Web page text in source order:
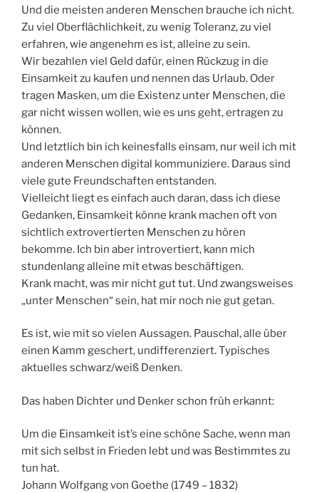
Und die meisten anderen Menschen brauche ich nicht.
Zu viel Oberflächlichkeit, zu wenig Toleranz, zu viel
erfahren, wie angenehm es ist, alleine zu sein.
Wir bezahlen viel Geld dafür, einen Rückzug in die
Einsamkeit zu kaufen und nennen das Urlaub. Oder
tragen Masken, um die Existenz unter Menschen, die
gar nicht wissen wollen, wie es uns geht, ertragen zu
können.
Und letztlich bin ich keinesfalls einsam, nur weil ich mit
anderen Menschen digital kommuniziere. Daraus sind
viele gute Freundschaften entstanden.
Vielleicht liegt es einfach auch daran, dass ich diese
Gedanken, Einsamkeit könne krank machen oft von
sichtlich extrovertierten Menschen zu hören
bekomme. Ich bin aber introvertiert, kann mich
stundenlang alleine mit etwas beschäftigen.
Krank macht, was mir nicht gut tut. Und zwangsweises
„unter Menschen“ sein, hat mir noch nie gut getan.
Es ist, wie mit so vielen Aussagen. Pauschal, alle über
einen Kamm geschert, undifferenziert. Typisches
aktuelles schwarz/weiß Denken.
Das haben Dichter und Denker schon früh erkannt:
Um die Einsamkeit ist’s eine schöne Sache, wenn man
mit sich selbst in Frieden lebt und was Bestimmtes zu
tun hat.
Johann Wolfgang von Goethe (1749 – 1832)